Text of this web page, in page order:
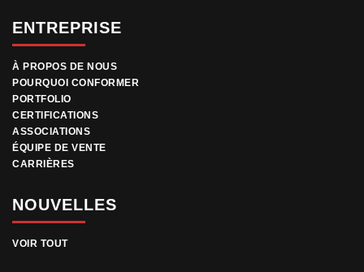
ENTREPRISE
À PROPOS DE NOUS
POURQUOI CONFORMER
PORTFOLIO
CERTIFICATIONS
ASSOCIATIONS
ÉQUIPE DE VENTE
CARRIÈRES
NOUVELLES
VOIR TOUT